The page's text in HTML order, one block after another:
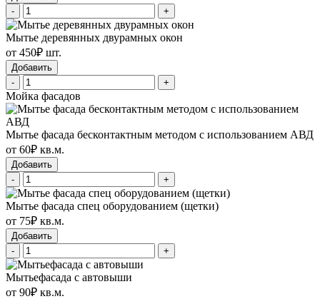
-
+
Мытье деревянных двурамных окон
от 450₽ шт.
Добавить
-
+
Мойка фасадов
Мытье фасада бесконтактным методом с использованием АВД
от 60₽ кв.м.
Добавить
-
+
Мытье фасада спец оборудованием (щетки)
от 75₽ кв.м.
Добавить
-
+
Мытьефасада с автовыши
от 90₽ кв.м.